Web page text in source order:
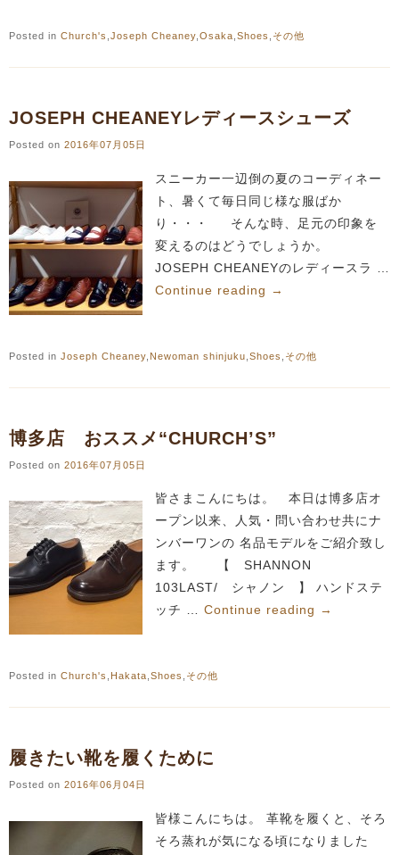
Posted in Church's Joseph Cheaney Osaka Shoes その他
JOSEPH CHEANEYレディースシューズ
Posted on 2016年07月05日
スニーカー一辺倒の夏のコーディネー
ト、暑くて毎日同じ様な服ばか
り・・・ そんな時、足元の印象を
変えるのはどうでしょうか。
JOSEPH CHEANEYのレディースラ …
Continue reading →
Posted in Joseph Cheaney Newoman shinjuku Shoes その他
博多店 おススメ“CHURCH’S”
Posted on 2016年07月05日
皆さまこんにちは。 本日は博多店オ
ープン以来、人気・問い合わせ共にナ
ンバーワンの 名品モデルをご紹介致し
ます。 【 SHANNON
103LAST/ シャノン 】 ハンドステ
ッチ … Continue reading →
Posted in Church's Hakata Shoes その他
履きたい靴を履くために
Posted on 2016年06月04日
皆様こんにちは。 革靴を履くと、そろ
そろ蒸れが気になる頃になりました